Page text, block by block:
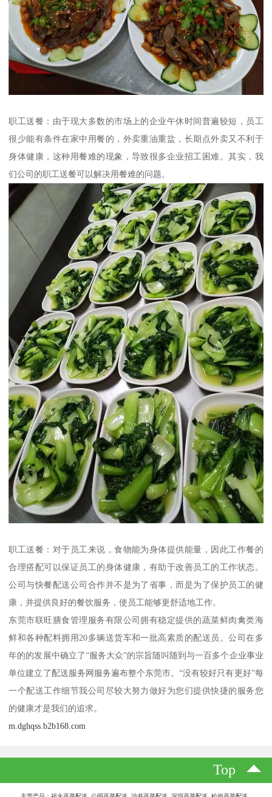
职工送餐：由于现大多数的市场上的企业午休时间普遍较短，员工
很少能有条件在家中用餐的，外卖重油重盐，长期点外卖又不利于
身体健康，这种用餐难的现象，导致很多企业招工困难。其实，我
们公司的职工送餐可以解决用餐难的问题。
职工送餐：对于员工来说，食物能为身体提供能量，因此工作餐的
合理搭配可以保证员工的身体健康，有助于改善员工的工作状态。
公司与快餐配送公司合作并不是为了省事，而是为了保护员工的健
康，并提供良好的餐饮服务，使员工能够更舒适地工作。
东莞市联旺膳食管理服务有限公司拥有稳定提供的蔬菜鲜肉禽类海
鲜和各种配料拥用20多辆送货车和一批高素质的配送员。公司在多
年的的发展中确立了“服务大众”的宗旨随叫随到与一百多个企业事业
单位建立了配送服务网服务遍布整个东莞市。“没有较好只有更好”每
一个配送工作细节我公司尽较大努力做好为您们提供快捷的服务您
的健康才是我们的追求。
m.dghqss.b2b168.com
Top